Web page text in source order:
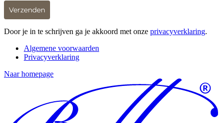
Verzenden
Door je in te schrijven ga je akkoord met onze privacyverklaring.
Algemene voorwaarden
Privacyverklaring
Naar homepage